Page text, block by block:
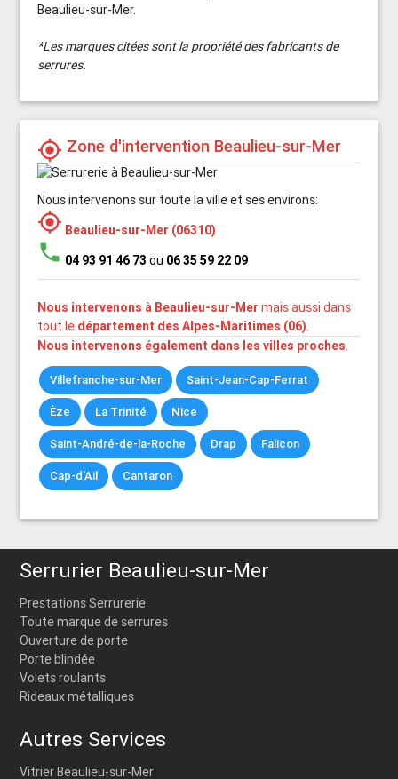
Beaulieu-sur-Mer.
*Les marques citées sont la propriété des fabricants de
serrures.
my_location Zone d'intervention Beaulieu-sur-Mer
Nous intervenons sur toute la ville et ses environs:
my_location Beaulieu-sur-Mer (06310)
phone 04 93 91 46 73 ou 06 35 59 22 09
Nous intervenons à Beaulieu-sur-Mer mais aussi dans
tout le département des Alpes-Maritimes (06).
Nous intervenons également dans les villes proches.
Villefranche-sur-Mer Saint-Jean-Cap-Ferrat
Èze La Trinité Nice
Saint-André-de-la-Roche Drap Falicon
Cap-d'Ail Cantaron
Serrurier Beaulieu-sur-Mer
Prestations Serrurerie
Toute marque de serrures
Ouverture de porte
Porte blindée
Volets roulants
Rideaux métalliques
Autres Services
Vitrier Beaulieu-sur-Mer